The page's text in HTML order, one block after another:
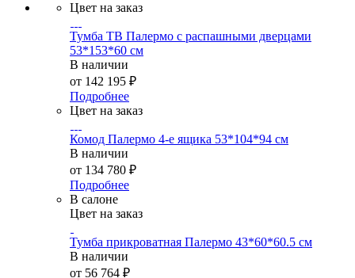
Цвет на заказ
Тумба ТВ Палермо с распашными дверцами
53*153*60 см
В наличии
от 142 195 ₽
Подробнее
Цвет на заказ
Комод Палермо 4-е ящика 53*104*94 см
В наличии
от 134 780 ₽
Подробнее
В салоне
Цвет на заказ
Тумба прикроватная Палермо 43*60*60.5 см
В наличии
от 56 764 ₽